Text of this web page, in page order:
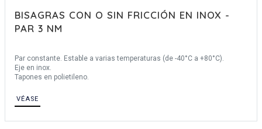
BISAGRAS CON O SIN FRICCIÓN EN INOX -
PAR 3 NM
Par constante. Estable a varias temperaturas (de -40°C a +80°C).
Eje en inox.
Tapones en polietileno.
VÉASE